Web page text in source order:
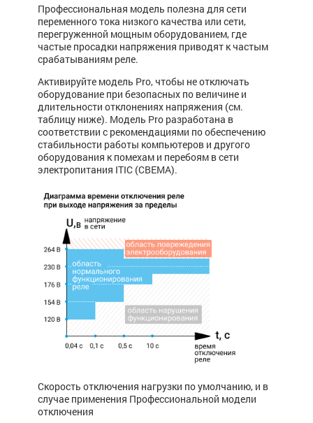
Профессиональная модель полезна для сети
переменного тока низкого качества или сети,
перегруженной мощным оборудованием, где
частые просадки напряжения приводят к частым
срабатываниям реле.
Активируйте модель Pro, чтобы не отключать
оборудование при безопасных по величине и
длительности отклонениях напряжения (см.
таблицу ниже). Модель Pro разработана в
соответствии с рекомендациями по обеспечению
стабильности работы компьютеров и другого
оборудования к помехам и перебоям в сети
электропитания ITIC (CBEMA).
Скорость отключения нагрузки по умолчанию, и в
случае применения Профессиональной модели
отключения